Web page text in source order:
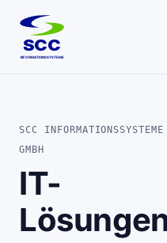
SCC
INFORMATIONSSYSTEME
SCC INFORMATIONSSYSTEME
GMBH
IT-